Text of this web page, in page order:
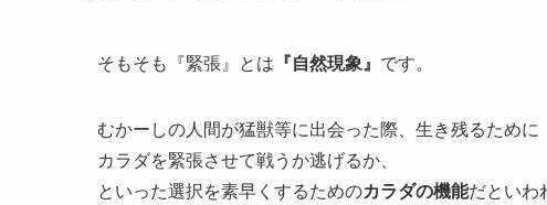
そもそも『緊張』とは 『自然現象』 です。
むかーしの人間が猛獣等に出会った際、生き残るために
カラダを緊張させて戦うか逃げるか、
といった選択を素早くするためのカラダの機能だといわ